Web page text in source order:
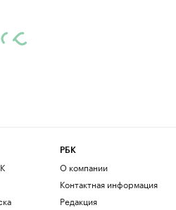
РБК
О компании
Контактная информация
Редакция